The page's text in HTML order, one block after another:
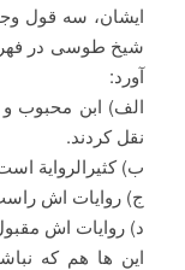
شیخ طوسی در
آورد:
الف) ابن محبوب و
نقل کردند.
ب) کثیرالروایة
ج) روایات اش
د) روایات اش
این ها هم که